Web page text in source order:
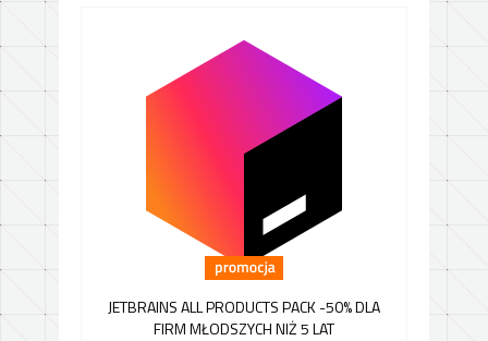
JETBRAINS ALL PRODUCTS PACK -50% DLA
FIRM MŁODSZYCH NIŻ 5 LAT